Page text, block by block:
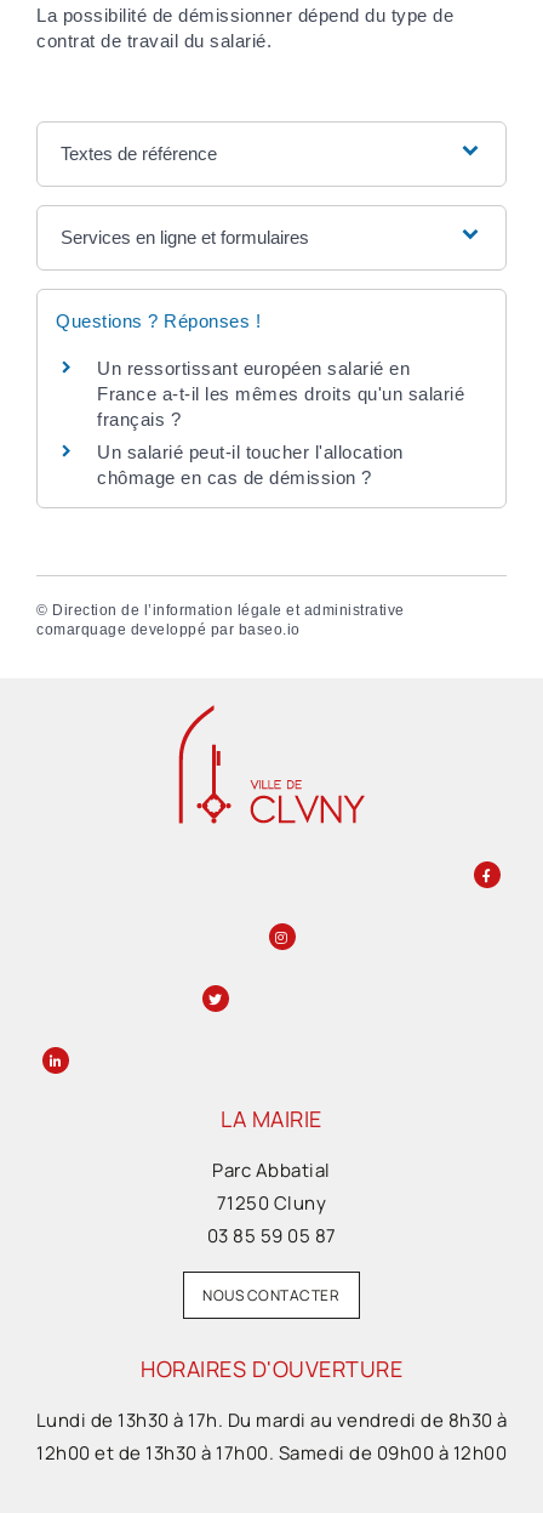
La possibilité de démissionner dépend du type de
contrat de travail du salarié.
Textes de référence
Services en ligne et formulaires
Questions ? Réponses !
Un ressortissant européen salarié en
France a-t-il les mêmes droits qu'un salarié
français ?
Un salarié peut-il toucher l'allocation
chômage en cas de démission ?
© Direction de l’information légale et administrative
comarquage developpé par baseo.io
LA MAIRIE
Parc Abbatial
71250 Cluny
03 85 59 05 87
NOUS CONTACTER
HORAIRES D'OUVERTURE
Lundi de 13h30 à 17h. Du mardi au vendredi de 8h30 à
12h00 et de 13h30 à 17h00. Samedi de 09h00 à 12h00